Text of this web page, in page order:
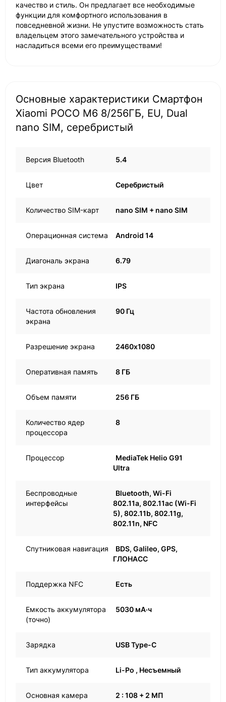
качество и стиль. Он предлагает все необходимые
функции для комфортного использования в
повседневной жизни. Не упустите возможность стать
владельцем этого замечательного устройства и
насладиться всеми его преимуществами!
Основные характеристики Смартфон
Xiaomi POCO M6 8/256ГБ, EU, Dual
nano SIM, серебристый
Версия Bluetooth 5.4
Цвет Серебристый
Количество SIM-карт nano SIM + nano SIM
Операционная система Android 14
Диагональ экрана 6.79
Тип экрана IPS
Частота обновления
экрана
90 Гц
Разрешение экрана 2460х1080
Оперативная память 8 ГБ
Объем памяти 256 ГБ
Количество ядер
процессора
8
Процессор
MediaTek Helio G91
Ultra
Беспроводные
интерфейсы
Bluetooth, Wi-Fi
802.11a, 802.11ac (Wi-Fi
5), 802.11b, 802.11g,
802.11n, NFC
Спутниковая навигация
BDS, Galileo, GPS,
ГЛОНАСС
Поддержка NFC Есть
Емкость аккумулятора
(точно)
5030 мА·ч
Зарядка USB Type-C
Тип аккумулятора Li-Po , Несъемный
Основная камера 2 : 108 + 2 МП